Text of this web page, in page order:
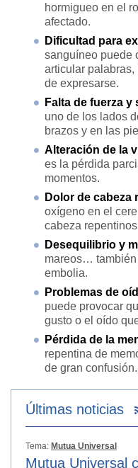
hormigueo en el
afectado.
Dificultad para
sanguíneo puede
articular palabras,
de expresarse.
Falta de fuerza
uno de los lados
brazos y en las
Alteración de la
es la pérdida
momentos.
Dolor de cabeza
oxígeno en el
cabeza
Desequilibrio y
mareos…
embolia.
Problemas de
puede provocar
gusto o el oído
Pérdida de la
repentina de
de gran confusión.
Últimas noticias
Tema: Mutua Universal
Mutua Universal